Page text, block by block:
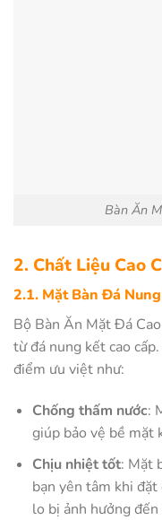
Bàn Ăn
2. Chất Liệu Cao
2.1. Mặt Bàn Đá
Bộ Bàn Ăn Mặt Đá
từ đá nung kết cao
điểm ưu việt như:
Chống thấm nước:
giúp bảo vệ bề mặt
Chịu nhiệt tốt: Mặt
bạn yên tâm khi
lo bị ảnh hưởng